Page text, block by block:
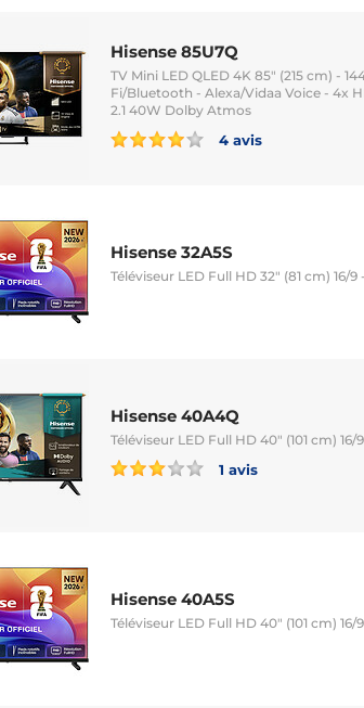
Hisense 85U7Q
TV Mini LED QLED 4K 85" (215 cm) -
Fi/Bluetooth - Alexa/Vidaa Voice - 4x
2.1 40W Dolby Atmos
4 avis
Hisense 32A5S
Téléviseur LED Full HD 32" (81 cm) 16/
Hisense 40A4Q
Téléviseur LED Full HD 40" (101 cm)
1 avis
Hisense 40A5S
Téléviseur LED Full HD 40" (101 cm)